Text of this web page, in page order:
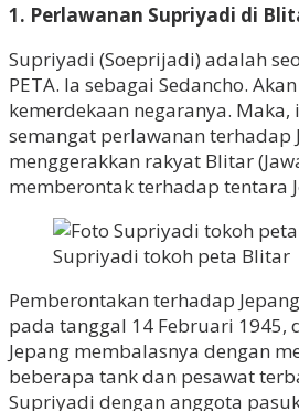
1. Perlawanan Supriyadi di
Supriyadi (Soeprijadi) adalah
PETA. Ia sebagai Sedancho.
kemerdekaan negaranya.
semangat perlawanan terhadap
menggerakkan rakyat Blitar
memberontak terhadap tentara
Supriyadi tokoh peta Blitar
Pemberontakan terhadap
pada tanggal 14 Februari 1945,
Jepang membalasnya dengan
beberapa tank dan pesawat
Supriyadi dengan anggota